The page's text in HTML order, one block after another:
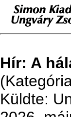
Hír: A
Küldte: